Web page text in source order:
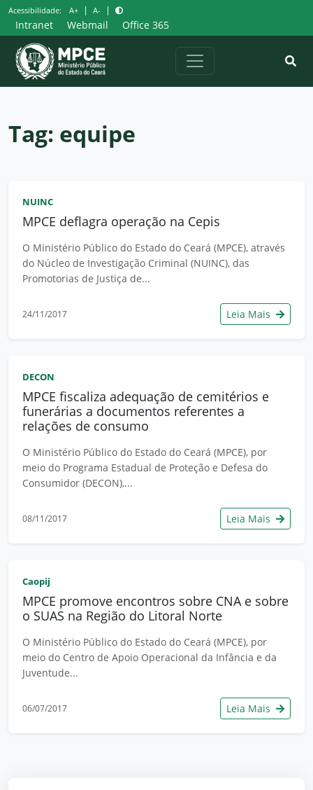
Pular
para
o
conteúdo
Acessibilidade: A+ | A- |
Intranet Webmail Office 365
Tag: equipe
NUINC
MPCE deflagra operação na Cepis
O Ministério Público do Estado do Ceará (MPCE), através
do Núcleo de Investigação Criminal (NUINC), das
Promotorias de Justiça de...
24/11/2017 Leia Mais
DECON
MPCE fiscaliza adequação de cemitérios e
funerárias a documentos referentes a
relações de consumo
O Ministério Público do Estado do Ceará (MPCE), por
meio do Programa Estadual de Proteção e Defesa do
Consumidor (DECON),...
08/11/2017 Leia Mais
Caopij
MPCE promove encontros sobre CNA e sobre
o SUAS na Região do Litoral Norte
O Ministério Público do Estado do Ceará (MPCE), por
meio do Centro de Apoio Operacional da Infância e da
Juventude...
06/07/2017 Leia Mais